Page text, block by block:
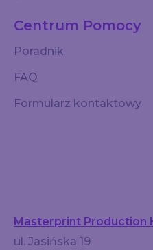
Centrum Pomocy
Poradnik
FAQ
Formularz kontaktowy
Masterprint Production
ul. Jasińska 19